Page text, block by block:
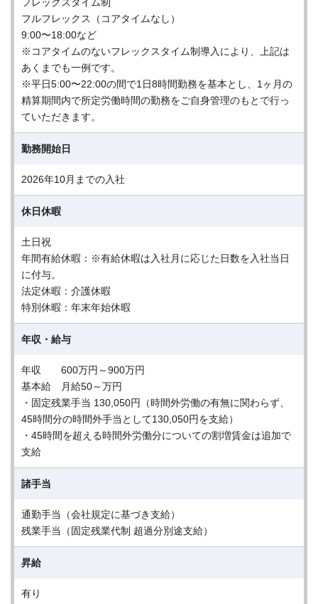
フルフレックス（コアタイムなし）
9:00〜18:00など
※コアタイムのないフレックスタイム制導入により、上記は
あくまでも一例です。
※平日5:00〜22:00の間で1日8時間勤務を基本とし、1ヶ月の
精算期間内で所定労働時間の勤務をご自身管理のもとで行っ
ていただきます。
勤務開始日
2026年10月までの入社
休日休暇
土日祝
年間有給休暇：※有給休暇は入社月に応じた日数を入社当日
に付与。
法定休暇：介護休暇
特別休暇：年末年始休暇
年収・給与
年収 600万円～900万円
基本給 月給50～万円
・固定残業手当 130,050円（時間外労働の有無に関わらず、
45時間分の時間外手当として130,050円を支給）
・45時間を超える時間外労働分についての割増賃金は追加で
支給
諸手当
通勤手当（会社規定に基づき支給）
残業手当（固定残業代制 超過分別途支給）
昇給
有り